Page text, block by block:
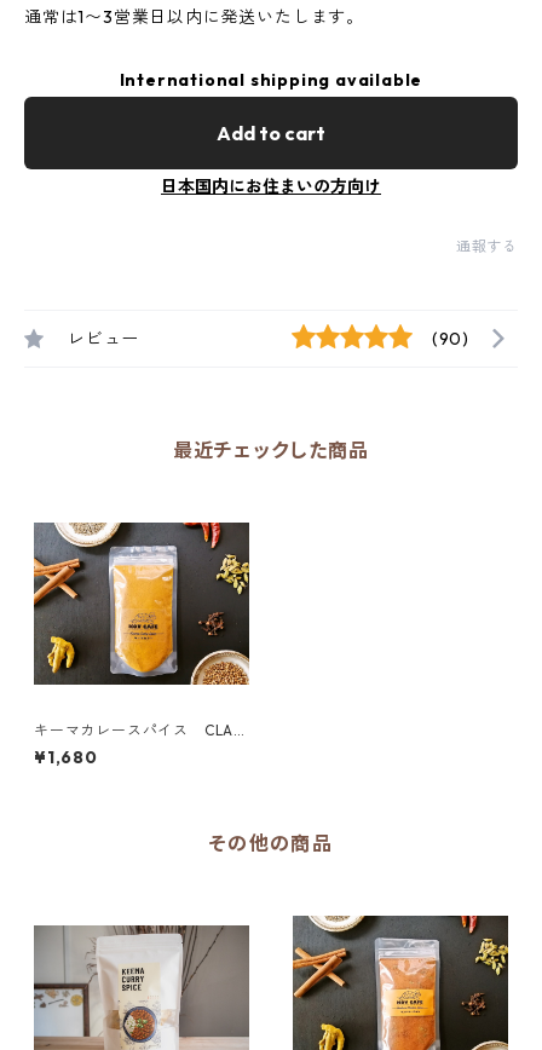
通常は1〜3営業日以内に発送いたします。
International shipping available
Add to cart
日本国内にお住まいの方向け
通報する
レビュー (90)
最近チェックした商品
キーマカレースパイス CLAS
SICシリーズ
¥1,680
その他の商品